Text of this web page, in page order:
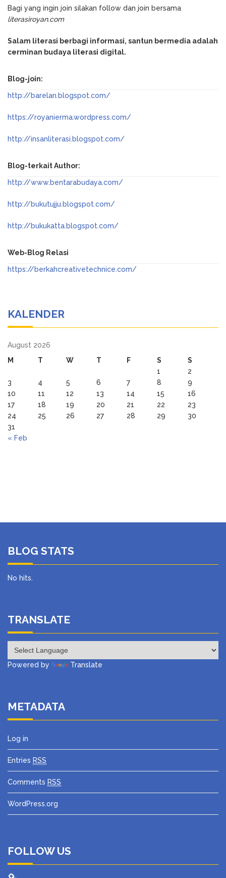
Bagi yang ingin join silakan follow dan join bersama
literasiroyan.com
Salam literasi berbagi informasi, santun bermedia adalah
cerminan budaya literasi digital.
Blog-join:
http://barelan.blogspot.com/
https://royanierma.wordpress.com/
http://insanliterasi.blogspot.com/
Blog-terkait Author:
http://www.bentarabudaya.com/
http://bukutujju.blogspot.com/
http://bukukatta.blogspot.com/
Web-Blog Relasi
https://berkahcreativetechnice.com/
KALENDER
August 2026
M
T W T F S S
« Feb
1
2
3
4 5 6 7 8
9
10
11 12 13 14 15
16
17
18 19 20 21 22
23
24
25 26 27 28 29
30
31
BLOG STATS
No hits.
TRANSLATE
Powered by Translate
METADATA
Log in
Entries RSS
Comments RSS
WordPress.org
FOLLOW US